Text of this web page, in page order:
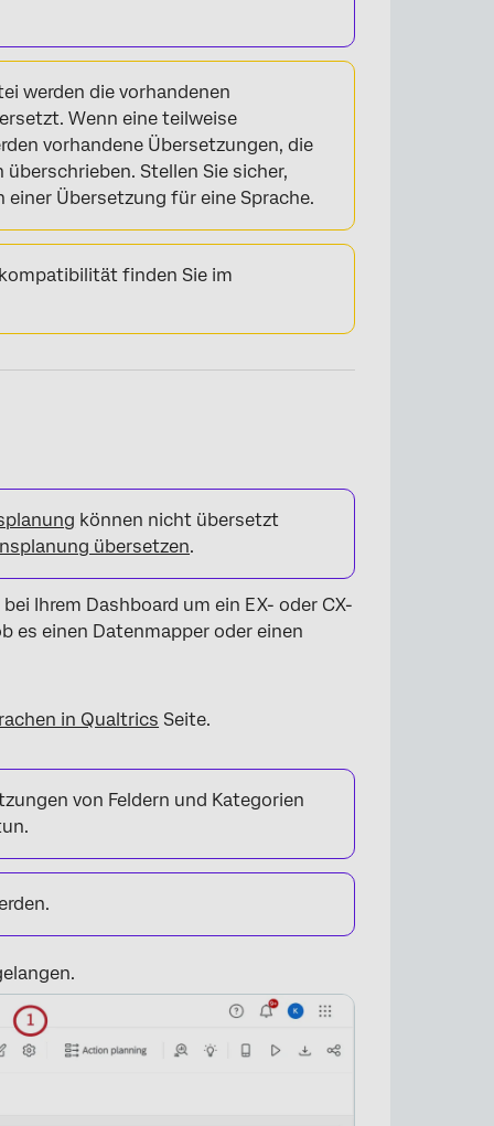
werden die vorhandenen
Wenn eine teilweise
vorhandene Übersetzungen, die
Stellen Sie sicher,
Übersetzung für eine Sprache.
finden Sie im
können nicht übersetzt
übersetzen.
Ihrem Dashboard um ein EX- oder CX-
es einen Datenmapper oder einen
in Qualtrics Seite.
von Feldern und Kategorien